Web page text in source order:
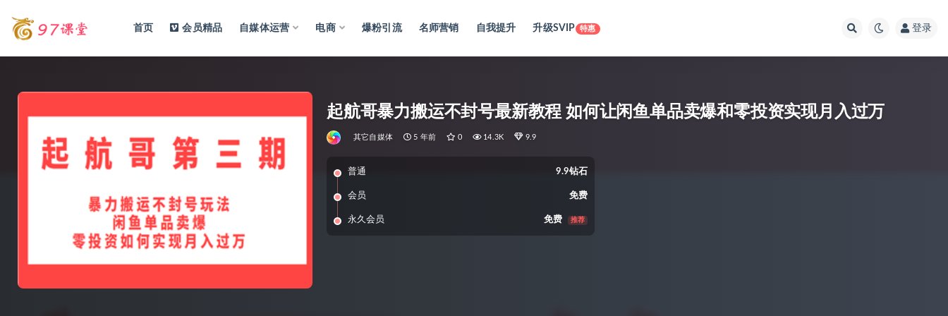
首页 会员精品 自媒体运营 电商 爆粉引流 名师营销 自我提升 升级SVIP 特惠 登录
起航哥暴力搬运不封号最新教程 如何让闲鱼单品卖爆和零投资实现月入过万
其它自媒体 5 年前 0 14.3K 9.9
普通 9.9钻石
会员 免费
永久会员 免费 推荐